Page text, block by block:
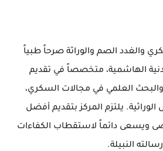
والغدد الصم والوراثة صرحاً طبياً
الهاشمية، متخصصاً في تقديم
العلمي في مجالات السكري،
يلتزم المركز بتقديم أفضل
ويسعى دائماً لاستقطاب الكفاءات
النبيلة.